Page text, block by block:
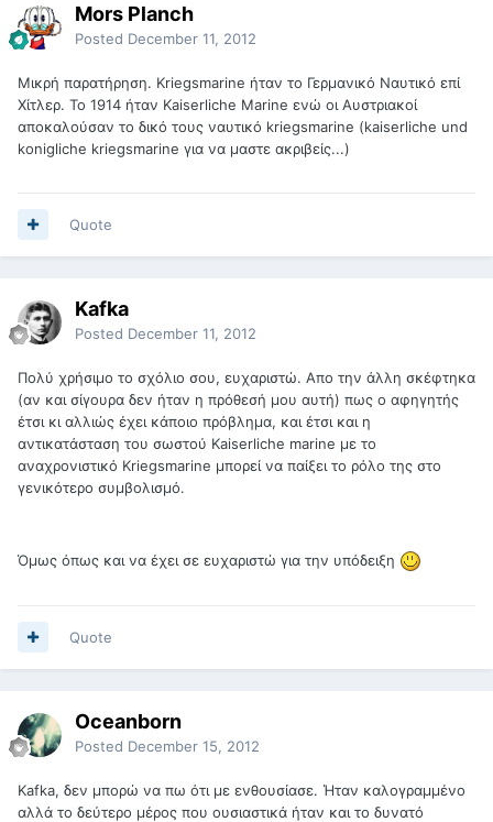
Mors Planch
Posted December 11, 2012
Μικρή παρατήρηση. Kriegsmarine ήταν το Γερμανικό Ναυτικό επί
Χίτλερ. Το 1914 ήταν Kaiserliche Marine ενώ οι Αυστριακοί
αποκαλούσαν το δικό τους ναυτικό kriegsmarine (kaiserliche und
konigliche kriegsmarine για να μαστε ακριβείς...)
Quote
Kafka
Posted December 11, 2012
Πολύ χρήσιμο το σχόλιο σου, ευχαριστώ. Απο την άλλη σκέφτηκα
(αν και σίγουρα δεν ήταν η πρόθεσή μου αυτή) πως ο αφηγητής
έτσι κι αλλιώς έχει κάποιο πρόβλημα, και έτσι και η
αντικατάσταση του σωστού Kaiserliche marine με το
αναχρονιστικό Kriegsmarine μπορεί να παίξει το ρόλο της στο
γενικότερο συμβολισμό.
Όμως όπως και να έχει σε ευχαριστώ για την υπόδειξη
Quote
Oceanborn
Posted December 15, 2012
Kafka, δεν μπορώ να πω ότι με ενθουσίασε. Ήταν καλογραμμένο
αλλά το δεύτερο μέρος που ουσιαστικά ήταν και το δυνατό